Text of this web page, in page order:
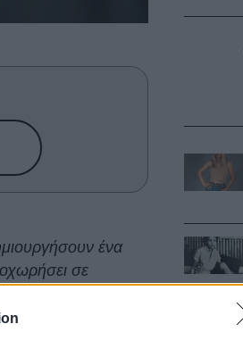
ένα
σε